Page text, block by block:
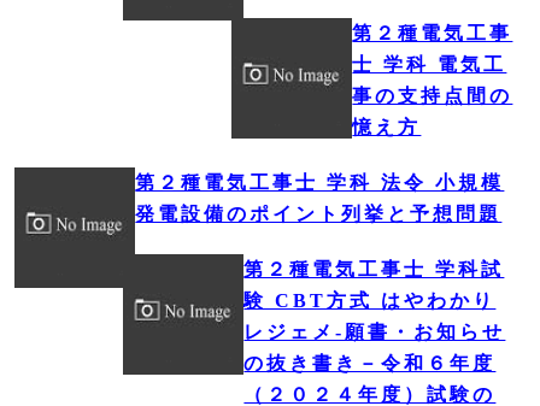
第２種電気工事
士 学科 電気工
事の支持点間の
憶え方
第２種電気工事士 学科 法令 小規模
発電設備のポイント列挙と予想問題
第２種電気工事士 学科試
験 CBT方式 はやわかり
レジェメ‐願書・お知らせ
の抜き書き－令和６年度
（２０２４年度）試験の